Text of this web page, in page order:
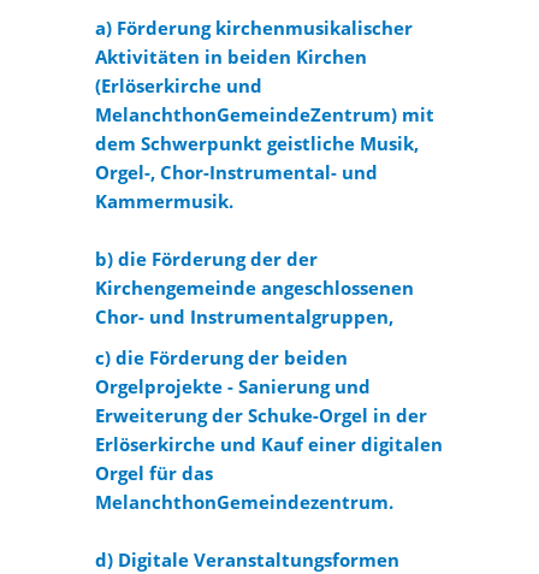
a) Förderung kirchenmusikalischer
Aktivitäten in beiden Kirchen
(Erlöserkirche und
MelanchthonGemeindeZentrum) mit
dem Schwerpunkt geistliche Musik,
Orgel-, Chor-Instrumental- und
Kammermusik.
b) die Förderung der der
Kirchengemeinde angeschlossenen
Chor- und Instrumentalgruppen,
c) die Förderung der beiden
Orgelprojekte - Sanierung und
Erweiterung der Schuke-Orgel in der
Erlöserkirche und Kauf einer digitalen
Orgel für das
MelanchthonGemeindezentrum.
d) Digitale Veranstaltungsformen